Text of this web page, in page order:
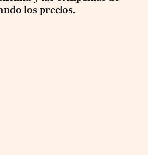
los precios.